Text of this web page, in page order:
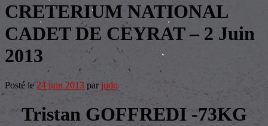
CRETERIUM NATIONAL
CADET DE CEYRAT – 2 Juin
2013
Posté le 24 juin 2013 par judo
Tristan GOFFREDI -73KG